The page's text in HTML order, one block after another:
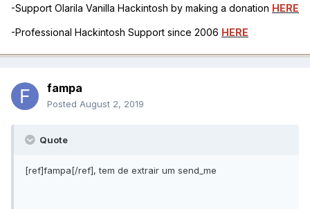
-Support Olarila Vanilla Hackintosh by making a donation HERE
-Professional Hackintosh Support since 2006 HERE
fampa
Posted August 2, 2019
Quote
[ref]fampa[/ref], tem de extrair um send_me